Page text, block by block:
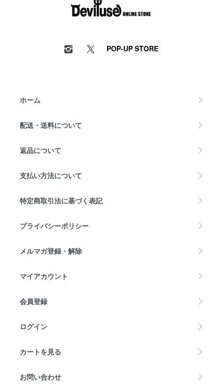
POP-UP STORE
ホーム
配送・送料について
返品について
支払い方法について
特定商取引法に基づく表記
プライバシーポリシー
メルマガ登録・解除
マイアカウント
会員登録
ログイン
カートを見る
お問い合わせ